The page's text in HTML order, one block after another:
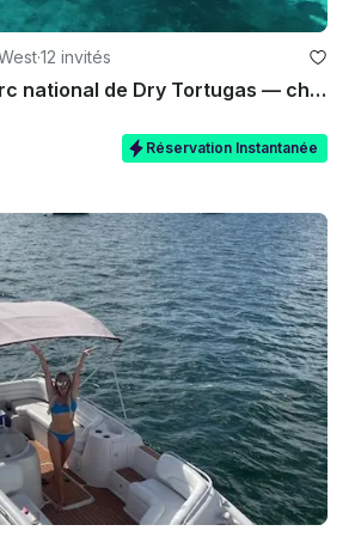
·12 invités
Excursion au parc national de Dry Tortugas — charter privé au départ de Key West
Réservation Instantanée